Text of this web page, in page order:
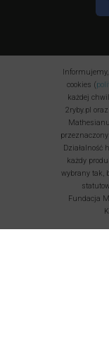
cookies (
każdej
2ryby.pl
Działalność
każdy
wybrany tak,
Fundacja